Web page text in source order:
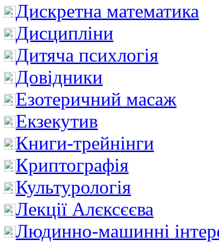
Дискретна математика
Дисципліни
Дитяча психлогія
Довідники
Езотеричний масаж
Екзекутив
Книги-трейнінги
Криптографія
Культурологія
Лекції Алєксєєва
Людинно-машинні